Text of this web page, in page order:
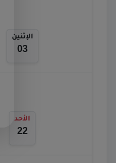
الإثنين
03
الأحد
22